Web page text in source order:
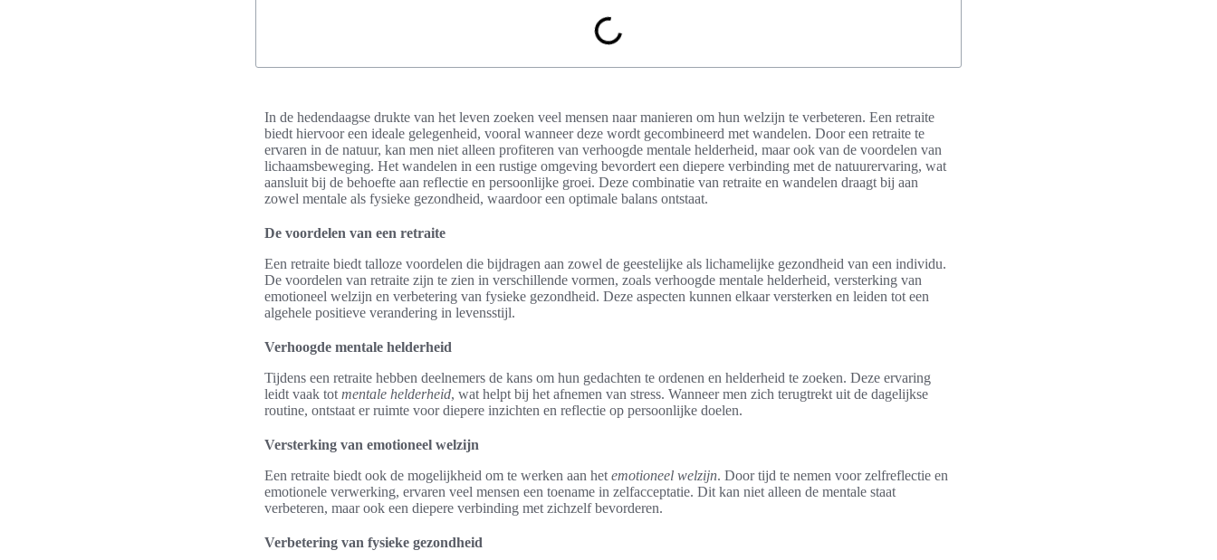
In de hedendaagse drukte van het leven zoeken veel mensen naar manieren om hun welzijn te verbeteren. Een retraite
biedt hiervoor een ideale gelegenheid, vooral wanneer deze wordt gecombineerd met wandelen. Door een retraite te
ervaren in de natuur, kan men niet alleen profiteren van verhoogde mentale helderheid, maar ook van de voordelen van
lichaamsbeweging. Het wandelen in een rustige omgeving bevordert een diepere verbinding met de natuurervaring, wat
aansluit bij de behoefte aan reflectie en persoonlijke groei. Deze combinatie van retraite en wandelen draagt bij aan
zowel mentale als fysieke gezondheid, waardoor een optimale balans ontstaat.
De voordelen van een retraite
Een retraite biedt talloze voordelen die bijdragen aan zowel de geestelijke als lichamelijke gezondheid van een individu.
De voordelen van retraite zijn te zien in verschillende vormen, zoals verhoogde mentale helderheid, versterking van
emotioneel welzijn en verbetering van fysieke gezondheid. Deze aspecten kunnen elkaar versterken en leiden tot een
algehele positieve verandering in levensstijl.
Verhoogde mentale helderheid
Tijdens een retraite hebben deelnemers de kans om hun gedachten te ordenen en helderheid te zoeken. Deze ervaring
leidt vaak tot mentale helderheid, wat helpt bij het afnemen van stress. Wanneer men zich terugtrekt uit de dagelijkse
routine, ontstaat er ruimte voor diepere inzichten en reflectie op persoonlijke doelen.
Versterking van emotioneel welzijn
Een retraite biedt ook de mogelijkheid om te werken aan het emotioneel welzijn. Door tijd te nemen voor zelfreflectie en
emotionele verwerking, ervaren veel mensen een toename in zelfacceptatie. Dit kan niet alleen de mentale staat
verbeteren, maar ook een diepere verbinding met zichzelf bevorderen.
Verbetering van fysieke gezondheid